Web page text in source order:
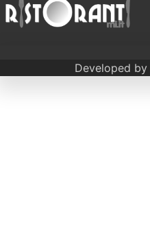
Developed by